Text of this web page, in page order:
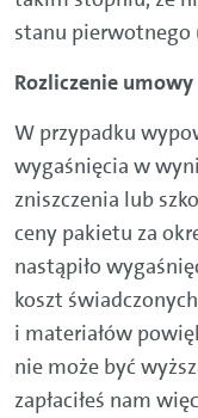
stanu pierwotnego
Rozliczenie umowy
W przypadku
wygaśnięcia w
zniszczenia lub
ceny pakietu za
nastąpiło
koszt
i materiałów
nie może być
zapłaciłeś nam